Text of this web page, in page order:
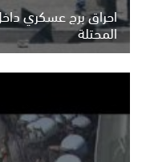
احراق برج عسكري
المحتلة